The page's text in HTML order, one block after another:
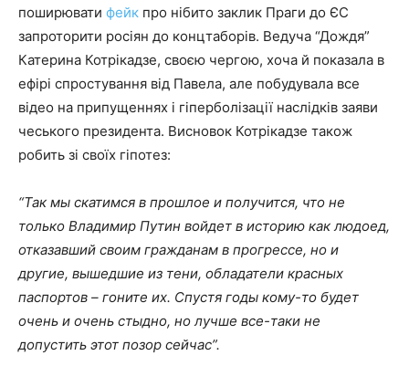
поширювати фейк про нібито заклик Праги до ЄС
запроторити росіян до концтаборів. Ведуча “Дождя”
Катерина Котрікадзе, своєю чергою, хоча й показала в
ефірі спростування від Павела, але побудувала все
відео на припущеннях і гіперболізації наслідків заяви
чеського президента. Висновок Котрікадзе також
робить зі своїх гіпотез:
“Так мы скатимся в прошлое и получится, что не
только Владимир Путин войдет в историю как людоед,
отказавший своим гражданам в прогрессе, но и
другие, вышедшие из тени, обладатели красных
паспортов – гоните их. Спустя годы кому-то будет
очень и очень стыдно, но лучше все-таки не
допустить этот позор сейчас”.